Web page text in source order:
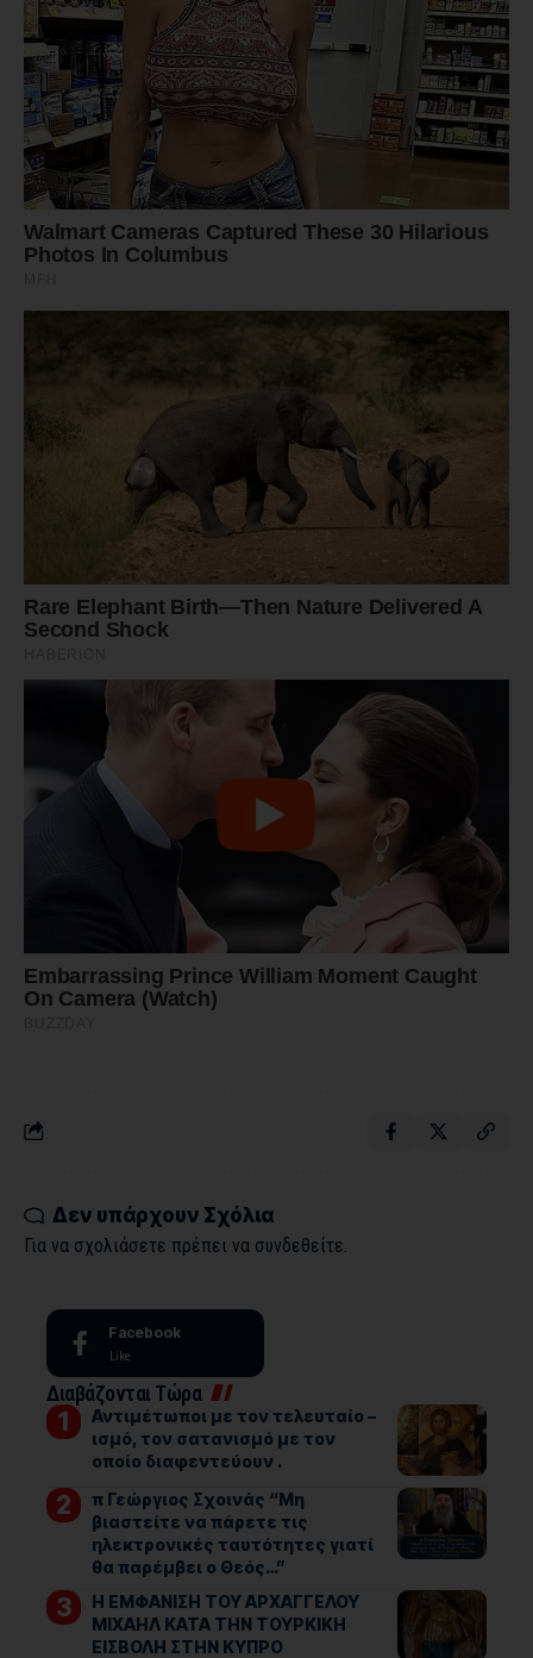
Δεν υπάρχουν Σχόλια
Για να σχολιάσετε πρέπει να συνδεθείτε.
Facebook
Like
Διαβάζονται Τώρα
Αντιμέτωποι με τον τελευταίο –
ισμό, τον σατανισμό με τον
οποίο διαφεντεύουν .
π Γεώργιος Σχοινάς “Μη
βιαστείτε να πάρετε τις
ηλεκτρονικές ταυτότητες γιατί
θα παρέμβει ο Θεός…”
Η ΕΜΦΑΝΙΣΗ ΤΟΥ ΑΡΧΑΓΓΕΛΟΥ
ΜΙΧΑΗΛ ΚΑΤΑ ΤΗΝ ΤΟΥΡΚΙΚΗ
ΕΙΣΒΟΛΗ ΣΤΗΝ ΚΥΠΡΟ